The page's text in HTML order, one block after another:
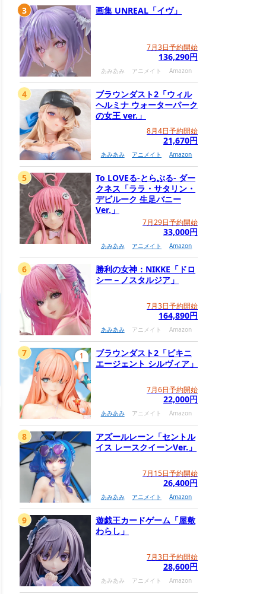
画集 UNREAL「イヴ」
7月3日予約開始
136,290円
あみあみ アニメイト Amazon
3
ブラウンダスト2「ウィル
ヘルミナ ウォーターパーク
の女王 ver.」
8月4日予約開始
21,670円
あみあみ アニメイト Amazon
4
To LOVEる-とらぶる- ダー
クネス「ララ・サタリン・
デビルーク 生足バニー
Ver.」
7月29日予約開始
33,000円
あみあみ アニメイト Amazon
5
勝利の女神：NIKKE「ドロ
シー－ノスタルジア」
7月3日予約開始
164,890円
あみあみ アニメイト Amazon
6
ブラウンダスト2「ビキニ
エージェント シルヴィア」
7月6日予約開始
22,000円
あみあみ アニメイト Amazon
1
7
アズールレーン「セントル
イス レースクイーンVer.」
7月15日予約開始
26,400円
あみあみ アニメイト Amazon
8
遊戯王カードゲーム「屋敷
わらし」
7月3日予約開始
28,600円
あみあみ アニメイト Amazon
9